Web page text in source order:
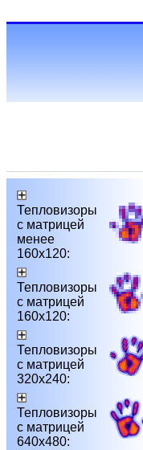
Тепловизоры
с матрицей
менее
160х120:
Тепловизоры
с матрицей
160х120:
Тепловизоры
с матрицей
320х240:
Тепловизоры
с матрицей
640х480: